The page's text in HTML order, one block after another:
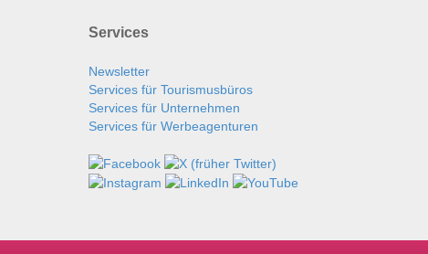
Services
Newsletter
Services für Tourismusbüros
Services für Unternehmen
Services für Werbeagenturen